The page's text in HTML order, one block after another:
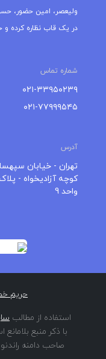
ولیعصر، امین حضور،
در یک قاب نظاره کرده و
شماره تماس
۰۲۱-۳۳۹۵۰۲۳۹
۰۲۱-۷۷۹۹۹۵۴۵
آدرس
تهران - خیابان
واحد 9
حریم
استفاده از مطالب
با ذکر منبع
صاحب دامنه